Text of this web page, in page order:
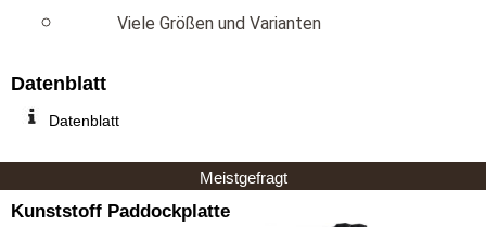
Viele Größen und Varianten
Datenblatt
Datenblatt
Meistgefragt
Kunststoff Paddockplatte